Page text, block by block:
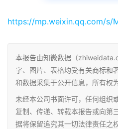
https://mp.weixin.qq.com/s/
本报告由知微数据（
字、图片、表格均受有关商标和
和数据采集于公开信息，所有权
未经本公司书面许可，任何组织
复制、传递、转载本报告或向第
据将保留追究其一切法律责任之权